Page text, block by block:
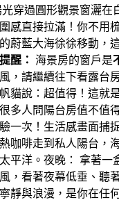
穿過圓形觀景窗灑在
感直接拉滿！你不用
蔚藍大海徐徐移動，
醒： 海景房的窗戶是
，請繼續往下看露台
貓說：超值得！這就
多人問陽台房值不值
一次！生活感畫面捕
咖啡走到私人陽台，
平洋。夜晚： 拿著一
，看著夜幕低垂、聽
靜與浪漫，是你在任